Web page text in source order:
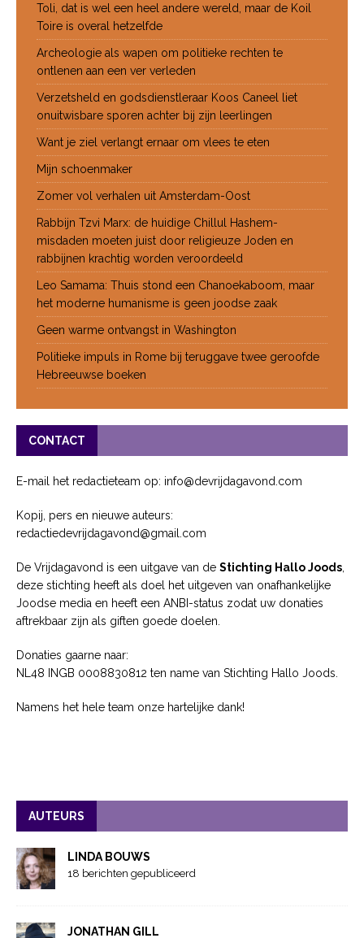
Toli, dat is wel een heel andere wereld, maar de Koil
Toire is overal hetzelfde
Archeologie als wapen om politieke rechten te
ontlenen aan een ver verleden
Verzetsheld en godsdienstleraar Koos Caneel liet
onuitwisbare sporen achter bij zijn leerlingen
Want je ziel verlangt ernaar om vlees te eten
Mijn schoenmaker
Zomer vol verhalen uit Amsterdam-Oost
Rabbijn Tzvi Marx: de huidige Chillul Hashem-
misdaden moeten juist door religieuze Joden en
rabbijnen krachtig worden veroordeeld
Leo Samama: Thuis stond een Chanoekaboom, maar
het moderne humanisme is geen joodse zaak
Geen warme ontvangst in Washington
Politieke impuls in Rome bij teruggave twee geroofde
Hebreeuwse boeken
CONTACT
E-mail het redactieteam op: info@devrijdagavond.com
Kopij, pers en nieuwe auteurs:
redactiedevrijdagavond@gmail.com
De Vrijdagavond is een uitgave van de Stichting Hallo Joods
deze stichting heeft als doel het uitgeven van onafhankelijke
Joodse media en heeft een ANBI-status zodat uw donaties
aftrekbaar zijn als giften goede doelen.
Donaties gaarne naar:
NL48 INGB 0008830812 ten name van Stichting Hallo Joods.
Namens het hele team onze hartelijke dank!
AUTEURS
LINDA BOUWS
18 berichten gepubliceerd
JONATHAN GILL